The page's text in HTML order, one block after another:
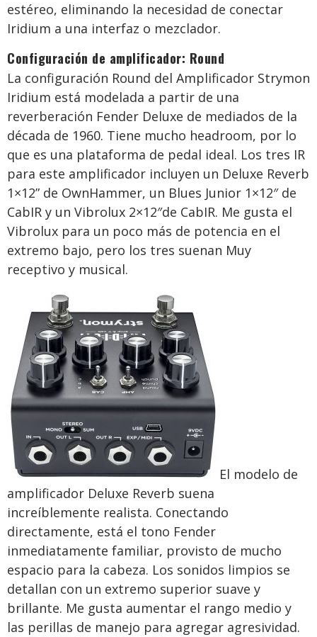
estéreo, eliminando la necesidad de conectar
Iridium a una interfaz o mezclador.
Configuración de amplificador: Round
La configuración Round del Amplificador Strymon
Iridium está modelada a partir de una
reverberación Fender Deluxe de mediados de la
década de 1960. Tiene mucho headroom, por lo
que es una plataforma de pedal ideal. Los tres IR
para este amplificador incluyen un Deluxe Reverb
1×12” de OwnHammer, un Blues Junior 1×12″ de
CabIR y un Vibrolux 2×12″de CabIR. Me gusta el
Vibrolux para un poco más de potencia en el
extremo bajo, pero los tres suenan Muy
receptivo y musical.
El modelo de
amplificador Deluxe Reverb suena
increíblemente realista. Conectando
directamente, está el tono Fender
inmediatamente familiar, provisto de mucho
espacio para la cabeza. Los sonidos limpios se
detallan con un extremo superior suave y
brillante. Me gusta aumentar el rango medio y
las perillas de manejo para agregar agresividad.